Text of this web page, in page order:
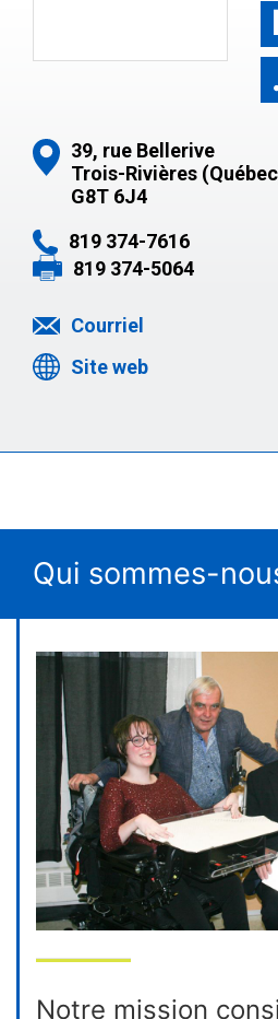
39, rue Bellerive
Trois-Rivières
G8T 6J4
819 374-7616
819 374-5064
Courriel
Site web
Qui sommes-
Notre mission